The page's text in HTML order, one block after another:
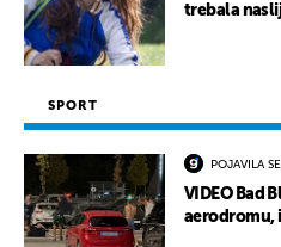
trebala
SPORT
POJAVILA
VIDEO Bad
aerodromu,